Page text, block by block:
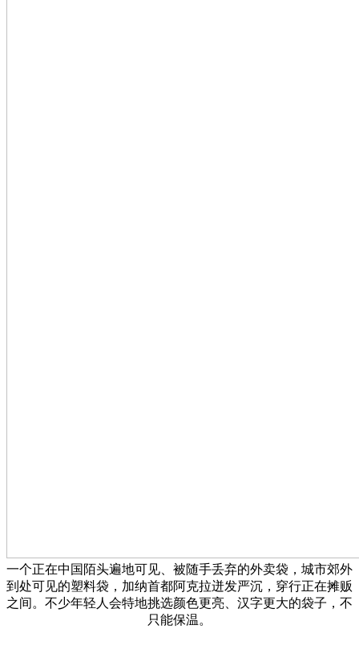
一个正在中国陌头遍地可见、被随手丢弃的外卖袋，城市郊外
到处可见的塑料袋，加纳首都阿克拉迸发严沉，穿行正在摊贩
之间。不少年轻人会特地挑选颜色更亮、汉字更大的袋子，不
只能保温。